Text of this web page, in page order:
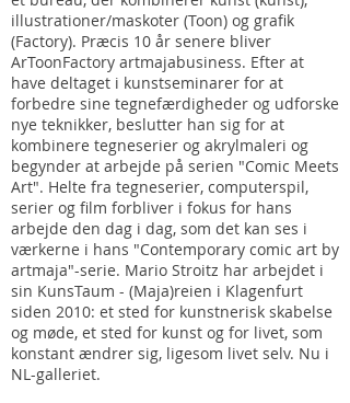
illustrationer/maskoter (Toon) og grafik
(Factory). Præcis 10 år senere bliver
ArToonFactory artmajabusiness. Efter at
have deltaget i kunstseminarer for at
forbedre sine tegnefærdigheder og udforske
nye teknikker, beslutter han sig for at
kombinere tegneserier og akrylmaleri og
begynder at arbejde på serien "Comic Meets
Art". Helte fra tegneserier, computerspil,
serier og film forbliver i fokus for hans
arbejde den dag i dag, som det kan ses i
værkerne i hans "Contemporary comic art by
artmaja"-serie. Mario Stroitz har arbejdet i
sin KunsTaum - (Maja)reien i Klagenfurt
siden 2010: et sted for kunstnerisk skabelse
og møde, et sted for kunst og for livet, som
konstant ændrer sig, ligesom livet selv. Nu i
NL-galleriet.